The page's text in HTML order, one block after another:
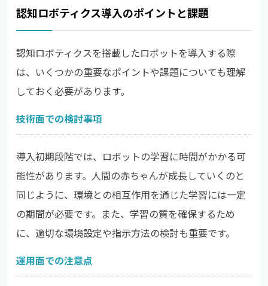
認知ロボティクス導入のポイントと課題
認知ロボティクスを搭載したロボットを導入する際
は、いくつかの重要なポイントや課題についても理解
しておく必要があります。
技術面での検討事項
導入初期段階では、ロボットの学習に時間がかかる可
能性があります。人間の赤ちゃんが成長していくのと
同じように、環境との相互作用を通じた学習には一定
の期間が必要です。また、学習の質を確保するため
に、適切な環境設定や指示方法の検討も重要です。
運用面での注意点